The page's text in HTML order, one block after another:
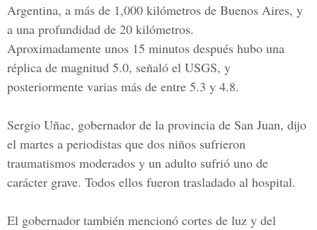
Argentina, a más de 1,000 kilómetros de Buenos Aires, y
a una profundidad de 20 kilómetros.
Aproximadamente unos 15 minutos después hubo una
réplica de magnitud 5.0, señaló el USGS, y
posteriormente varias más de entre 5.3 y 4.8.
Sergio Uñac, gobernador de la provincia de San Juan, dijo
el martes a periodistas que dos niños sufrieron
traumatismos moderados y un adulto sufrió uno de
carácter grave. Todos ellos fueron trasladado al hospital.
El gobernador también mencionó cortes de luz y del